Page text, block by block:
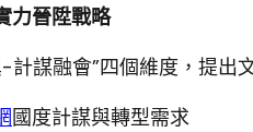
力晉陞戰略
謀融會”四個維度，提出
國度計謀與轉型需求